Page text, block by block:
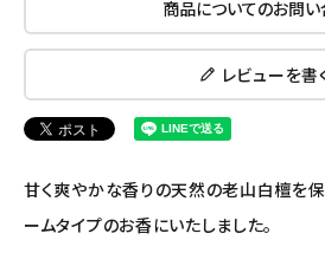
ナチュラムーン
エコメイト
ナチュラプラス
商品についてのお問
レビューを書
甘く爽やかな香りの天然の老山白檀を
ームタイプのお香にいたしました。